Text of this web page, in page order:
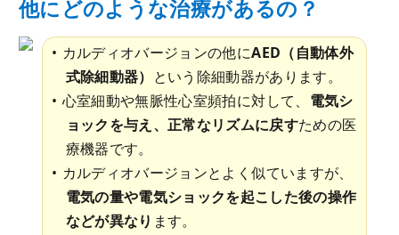
他にどのような治療があるの？
カルディオバージョンの他にAED（自動体外
式除細動器） という除細動器があります。
心室細動や無脈性心室頻拍に対して、 電気シ
ョックを与え、正常なリズムに戻すための医
療機器です。
カルディオバージョンとよく似ていますが、
電気の量や電気ショックを起こした後の操作
などが異なり ます。